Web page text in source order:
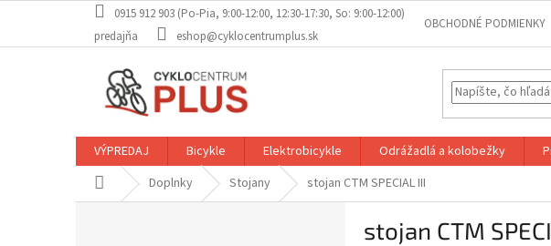
obsah
0915 912 903 (Po-Pia, 9:00-12:00, 12:30-17:30, So: 9:00-12:00)
predajňa
eshop@cyklocentrumplus.sk
OBCHODNÉ PODMIENKY
VÝPREDAJ Bicykle Elektrobicykle Odrážadlá a kolobežky
DomovDoplnky Stojany stojan CTM SPECIAL III
stojan CTM